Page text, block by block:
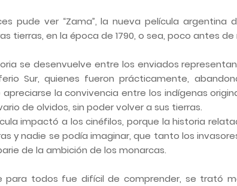
pude ver “Zama”, la nueva película argentina
tierras, en la época de 1790, o sea, poco antes
se desenvuelve entre los enviados
Sur, quienes fueron prácticamente,
la convivencia entre los indígenas
de olvidos, sin poder volver a sus tierras.
impactó a los cinéfilos, porque la historia
y nadie se podía imaginar, que tanto los
de la ambición de los monarcas.
para todos fue difícil de comprender, se trató